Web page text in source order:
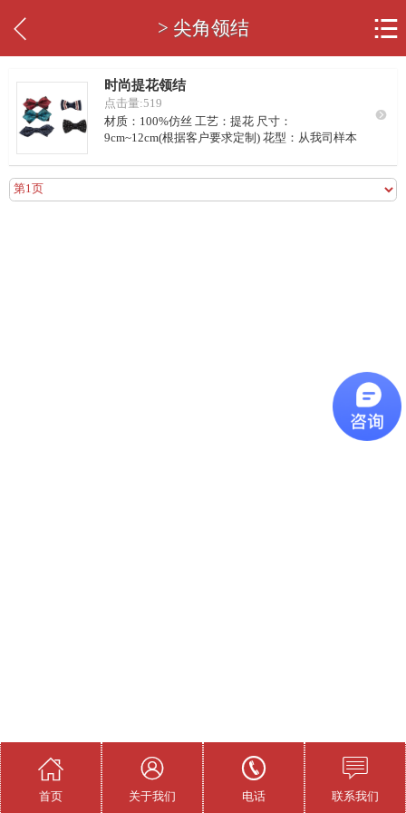
 > 尖角领结 
时尚提花领结
点击量:519
材质：100%仿丝 工艺：提花 尺寸：
9cm~12cm(根据客户要求定制) 花型：从我司样本
颜色：从我司样本挑选或客户自行配色 包装：
型配色100个/色


首页

关于我们

电话

联系我们